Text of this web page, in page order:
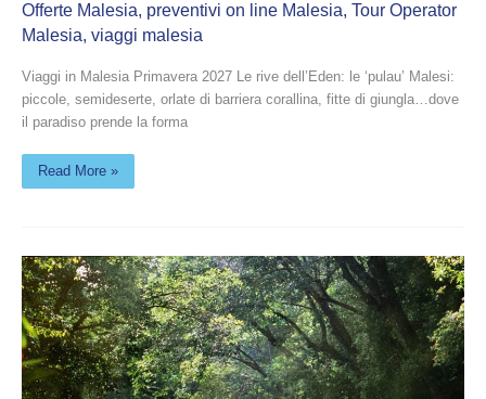
Offerte Malesia, preventivi on line Malesia, Tour Operator
Malesia, viaggi malesia
Viaggi in Malesia Primavera 2027 Le rive dell’Eden: le ‘pulau’ Malesi:
piccole, semideserte, orlate di barriera corallina, fitte di giungla…dove
il paradiso prende la forma
Read More »